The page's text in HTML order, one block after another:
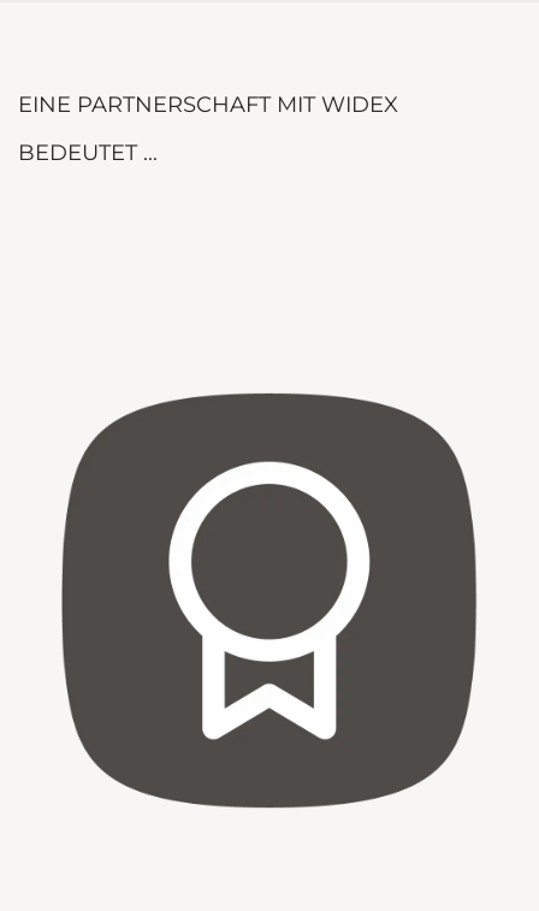
EINE PARTNERSCHAFT MIT WIDEX
BEDEUTET ...